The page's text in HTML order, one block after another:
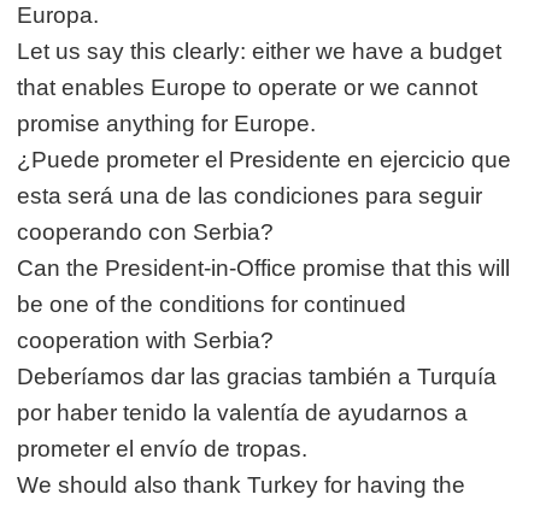
Europa.
Let us say this clearly: either we have a budget
that enables Europe to operate or we cannot
promise anything for Europe.
¿Puede prometer el Presidente en ejercicio que
esta será una de las condiciones para seguir
cooperando con Serbia?
Can the President-in-Office promise that this will
be one of the conditions for continued
cooperation with Serbia?
Deberíamos dar las gracias también a Turquía
por haber tenido la valentía de ayudarnos a
prometer el envío de tropas.
We should also thank Turkey for having the